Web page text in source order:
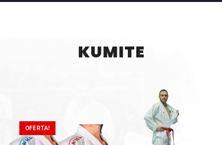
KUMITE
OFERTA!